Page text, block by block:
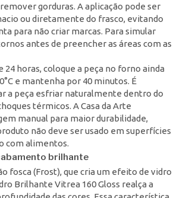
gorduras. A aplicação pode ser
ou diretamente do frasco, evitando
para não criar marcas. Para simular
antes de preencher as áreas com as
24 horas, coloque a peça no forno ainda
e mantenha por 40 minutos. É
a peça esfriar naturalmente dentro do
térmicos. A Casa da Arte
manual para maior durabilidade,
não deve ser usado em superfícies
com alimentos.
brilhante
fosca (Frost), que cria um efeito de vidro
Brilhante Vitrea 160 Gloss realça a